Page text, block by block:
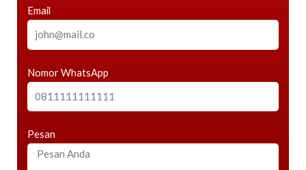
Email
Nomor WhatsApp
Pesan